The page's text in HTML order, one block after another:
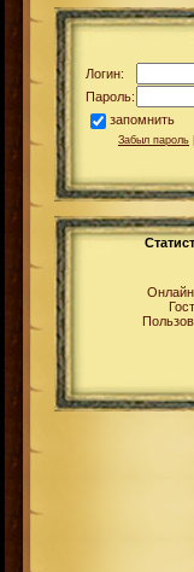
Логин:
Пароль:
запомнить
Забыл пароль
Онлайн